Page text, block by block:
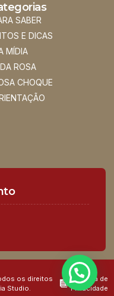
SABER
E DICAS
MÍDIA
ROSA
CHOQUE
os direitos
Studio.
Política de
Privacidade